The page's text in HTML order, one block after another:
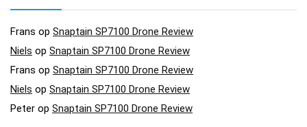
Frans op Snaptain SP7100 Drone Review
Niels op Snaptain SP7100 Drone Review
Frans op Snaptain SP7100 Drone Review
Niels op Snaptain SP7100 Drone Review
Peter op Snaptain SP7100 Drone Review